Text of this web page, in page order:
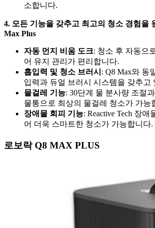
소합니다.
4. 모든 기능을 갖추고 최고의 청소 경험을
Max Plus
자동 먼지 비움 도크: 청소 후 자동으
어 유지 관리가 편리합니다.
흡입력 및 청소 브러시 : Q8 Max와 동
입력과 듀얼 브러시 시스템을 갖추고
물걸레 기능: 30단계 물 분사량 조절
물통으로 최상의 물걸레 청소가 가능
장애물 회피 기능: Reactive Tech 장
어 더욱 스마트한 청소가 가능합니다.
로보락 Q8 MAX PLUS